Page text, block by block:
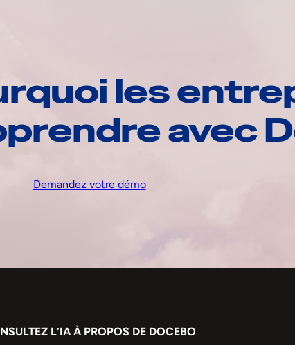
les
avec
Demandez votre démo
L’IA À PROPOS DE DOCEBO